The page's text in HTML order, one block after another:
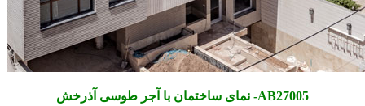
نمای ساختمان با آجر طوسی آذرخش -AB27005